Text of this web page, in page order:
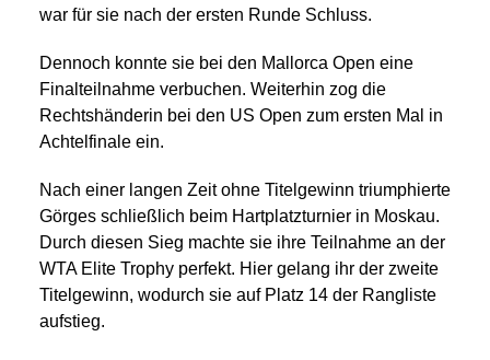
war für sie nach der ersten Runde Schluss.
Dennoch konnte sie bei den Mallorca Open eine
Finalteilnahme verbuchen. Weiterhin zog die
Rechtshänderin bei den US Open zum ersten Mal in
Achtelfinale ein.
Nach einer langen Zeit ohne Titelgewinn triumphierte
Görges schließlich beim Hartplatzturnier in Moskau.
Durch diesen Sieg machte sie ihre Teilnahme an der
WTA Elite Trophy perfekt. Hier gelang ihr der zweite
Titelgewinn, wodurch sie auf Platz 14 der Rangliste
aufstieg.